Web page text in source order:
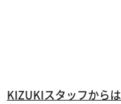
KIZUKIスタッフからは